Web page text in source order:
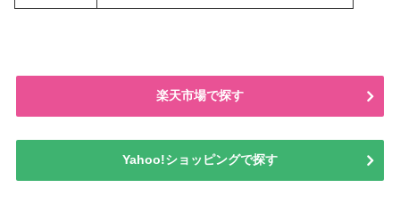
楽天市場で探す
Yahoo!ショッピングで探す